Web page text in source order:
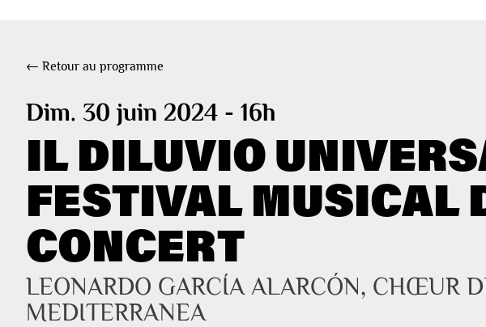
← Retour au programme
Dim. 30 juin 2024 - 16h
IL DILUVIO
FESTIVAL MUSICAL
CONCERT
LEONARDO GARCÍA ALARCÓN, CHŒUR
MEDITERRANEA